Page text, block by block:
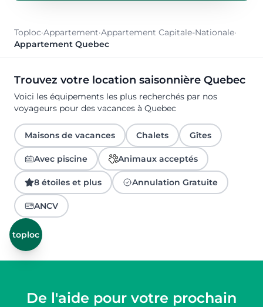
Toploc·Appartement·Appartement Capitale-Nationale·
Appartement Quebec
Trouvez votre location saisonnière Quebec
Voici les équipements les plus recherchés par nos
voyageurs pour des vacances à Quebec
Maisons de vacances Chalets Gîtes
Avec piscine Animaux acceptés
8 étoiles et plus Annulation Gratuite
ANCV
toploc
De l'aide pour votre prochain